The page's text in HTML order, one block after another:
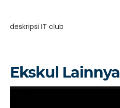
deskripsi IT club
Ekskul Lainnya